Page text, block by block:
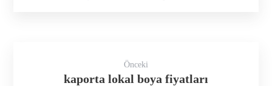
Önceki
kaporta lokal boya fiyatları